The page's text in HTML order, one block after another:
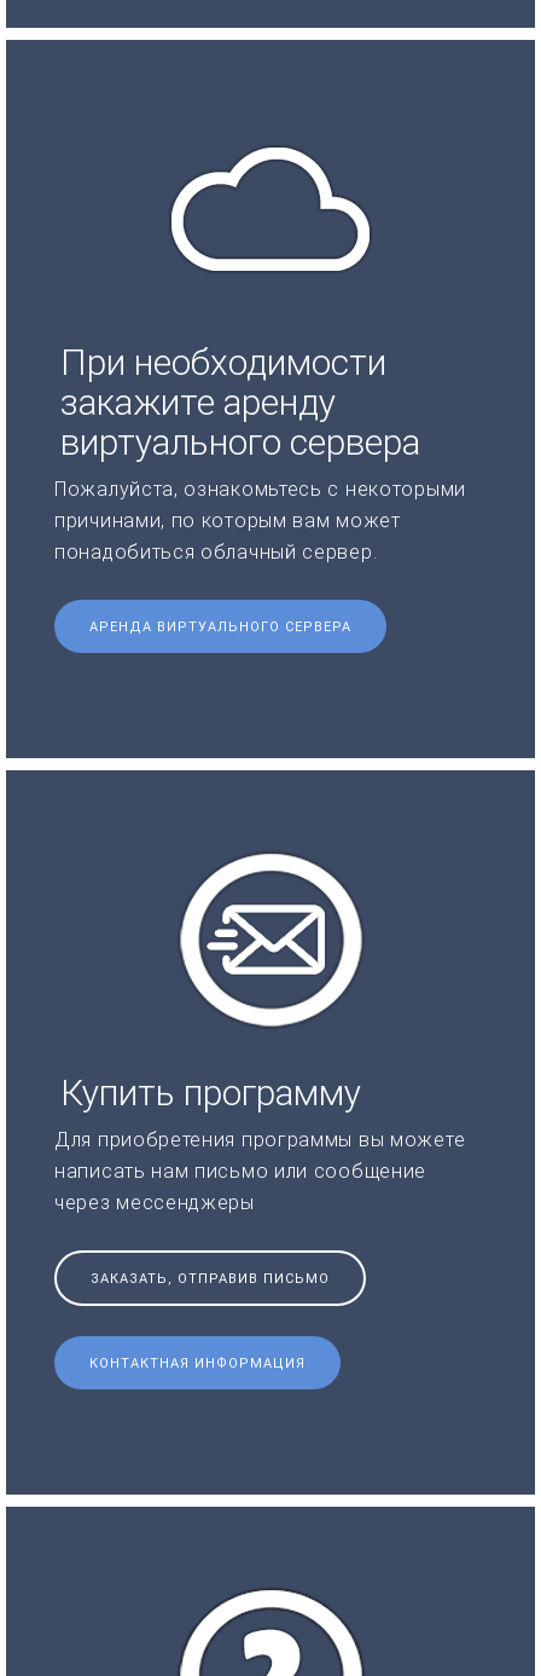
При необходимости
закажите аренду
виртуального сервера
Пожалуйста, ознакомьтесь с некоторыми
причинами, по которым вам может
понадобиться облачный сервер.
АРЕНДА ВИРТУАЛЬНОГО СЕРВЕРА
Купить программу
Для приобретения программы вы можете
написать нам письмо или сообщение
через мессенджеры
ЗАКАЗАТЬ, ОТПРАВИВ ПИСЬМО
КОНТАКТНАЯ ИНФОРМАЦИЯ